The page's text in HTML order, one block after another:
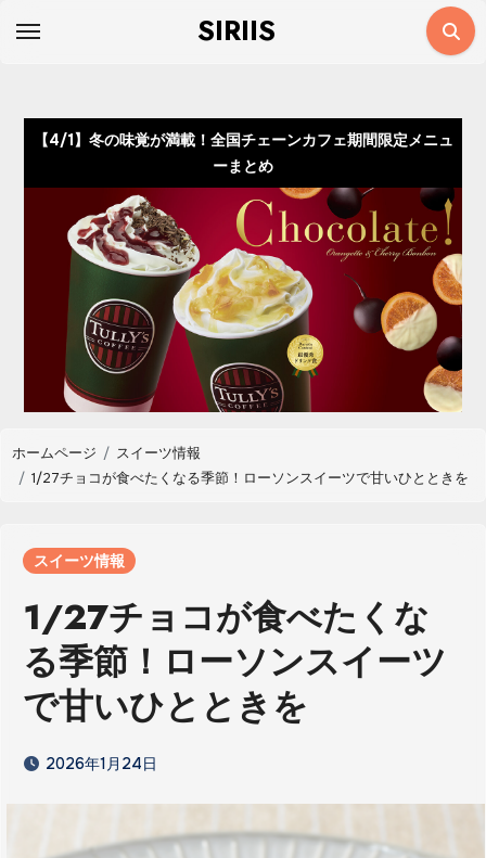
SIRIIS
【4/1】冬の味覚が満載！全国チェーンカフェ期間限定メニュ
ーまとめ
ホームページ
スイーツ情報
1/27チョコが食べたくなる季節！ローソンスイーツで甘いひとときを
スイーツ情報
1/27チョコが食べたくな
る季節！ローソンスイーツ
で甘いひとときを
2026年1月24日